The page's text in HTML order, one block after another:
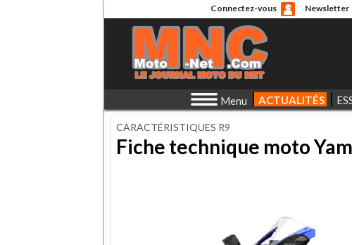
Connectez-vous Newsletter
Menu ACTUALITÉS
CARACTÉRISTIQUES R9
Fiche technique moto